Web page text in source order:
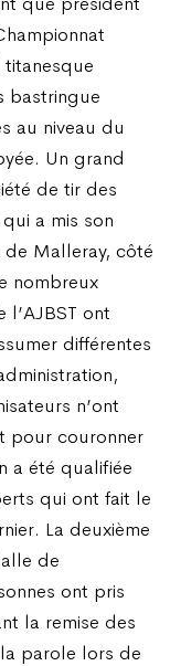
titanesque
bastringue
au niveau du
Un grand
de tir des
a mis son
Malleray, côté
nombreux
ont
différentes
n’ont
pour couronner
a été qualifiée
qui ont fait le
La deuxième
de
ont pris
la remise des
parole lors de